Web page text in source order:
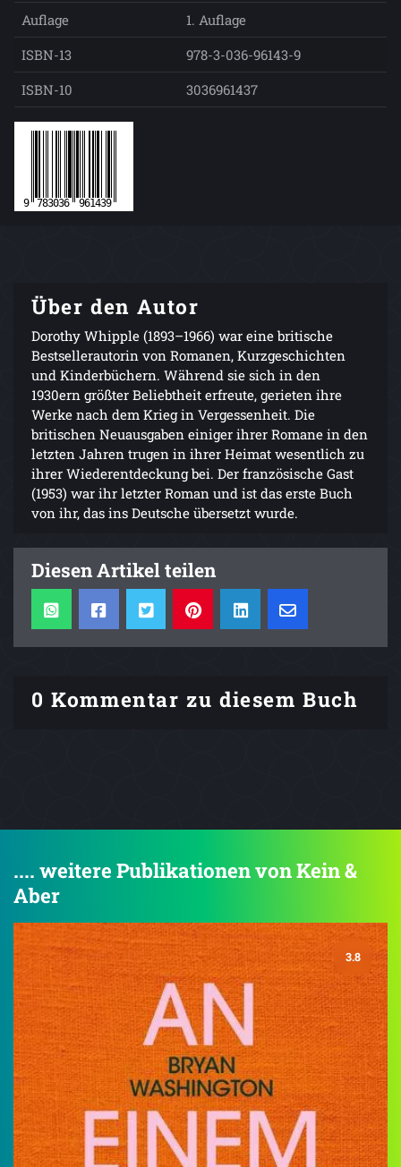
Auflage
1. Auflage
ISBN-13
978-3-036-96143-9
ISBN-10
3036961437
Über den Autor
Dorothy Whipple (1893–1966) war eine britische
Bestsellerautorin von Romanen, Kurzgeschichten
und Kinderbüchern. Während sie sich in den
1930ern größter Beliebtheit erfreute, gerieten ihre
Werke nach dem Krieg in Vergessenheit. Die
britischen Neuausgaben einiger ihrer Romane in den
letzten Jahren trugen in ihrer Heimat wesentlich zu
ihrer Wiederentdeckung bei. Der französische Gast
(1953) war ihr letzter Roman und ist das erste Buch
von ihr, das ins Deutsche übersetzt wurde.
Diesen Artikel teilen
0 Kommentar zu diesem Buch
.... weitere Publikationen von Kein &
Aber
3.8